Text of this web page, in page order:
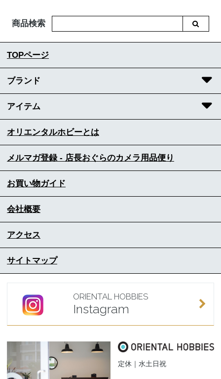
商品検索
TOPページ
ブランド
アイテム
オリエンタルホビーとは
メルマガ登録 - 店長おぐらのカメラ用品便り
お買い物ガイド
会社概要
アクセス
サイトマップ
ORIENTAL HOBBIES
Instagram
定休｜水土日祝